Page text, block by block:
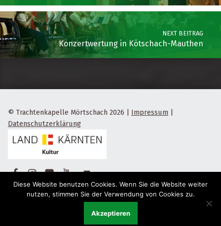
NEXT BEITRAG
Konzertwertung in Kötschach-Mauthen
© Trachtenkapelle Mörtschach 2026 | Impressum |
Datenschutzerklärung
Diese Website benutzen Cookies. Wenn Sie die Website weiter
nutzen, stimmen Sie der Verwendung von Cookies zu.
Akzeptieren